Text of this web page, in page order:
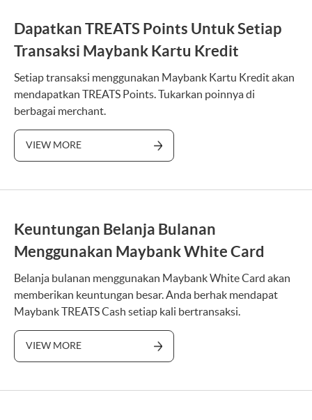
Dapatkan TREATS Points Untuk Setiap
Transaksi Maybank Kartu Kredit
Setiap transaksi menggunakan Maybank Kartu Kredit akan
mendapatkan TREATS Points. Tukarkan poinnya di
berbagai merchant.
VIEW MORE
Keuntungan Belanja Bulanan
Menggunakan Maybank White Card
Belanja bulanan menggunakan Maybank White Card akan
memberikan keuntungan besar. Anda berhak mendapat
Maybank TREATS Cash setiap kali bertransaksi.
VIEW MORE